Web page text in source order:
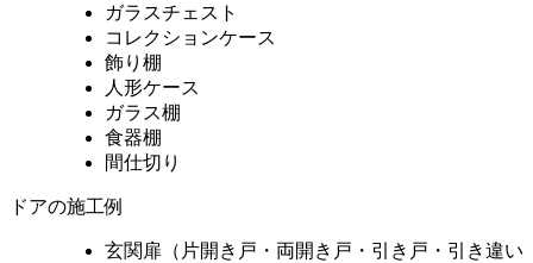
ガラスチェスト
コレクションケース
飾り棚
人形ケース
ガラス棚
食器棚
間仕切り
ドアの施工例
玄関扉（片開き戸・両開き戸・引き戸・引き違い